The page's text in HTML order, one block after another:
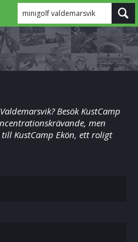
minigolf valdemarsvik
Besök KustCamp
men
KustCamp Ekön, ett roligt